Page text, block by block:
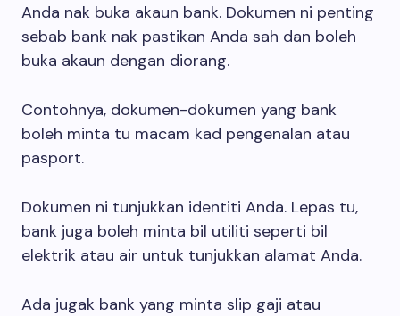
Anda nak buka akaun bank. Dokumen ni penting
sebab bank nak pastikan Anda sah dan boleh
buka akaun dengan diorang.
Contohnya, dokumen-dokumen yang bank
boleh minta tu macam kad pengenalan atau
pasport.
Dokumen ni tunjukkan identiti Anda. Lepas tu,
bank juga boleh minta bil utiliti seperti bil
elektrik atau air untuk tunjukkan alamat Anda.
Ada jugak bank yang minta slip gaji atau